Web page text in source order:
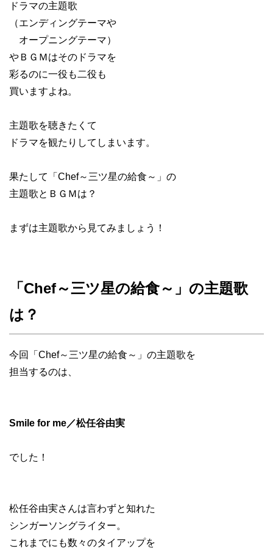
ドラマの主題歌
（エンディングテーマや
オープニングテーマ）
やＢＧＭはそのドラマを
彩るのに一役も二役も
買いますよね。
主題歌を聴きたくて
ドラマを観たりしてしまいます。
果たして「Chef～三ツ星の給食～」の
主題歌とＢＧＭは？
まずは主題歌から見てみましょう！
「Chef～三ツ星の給食～」の主題歌
は？
今回「Chef～三ツ星の給食～」の主題歌を
担当するのは、
Smile for me／松任谷由実
でした！
松任谷由実さんは言わずと知れた
シンガーソングライター。
これまでにも数々のタイアップを